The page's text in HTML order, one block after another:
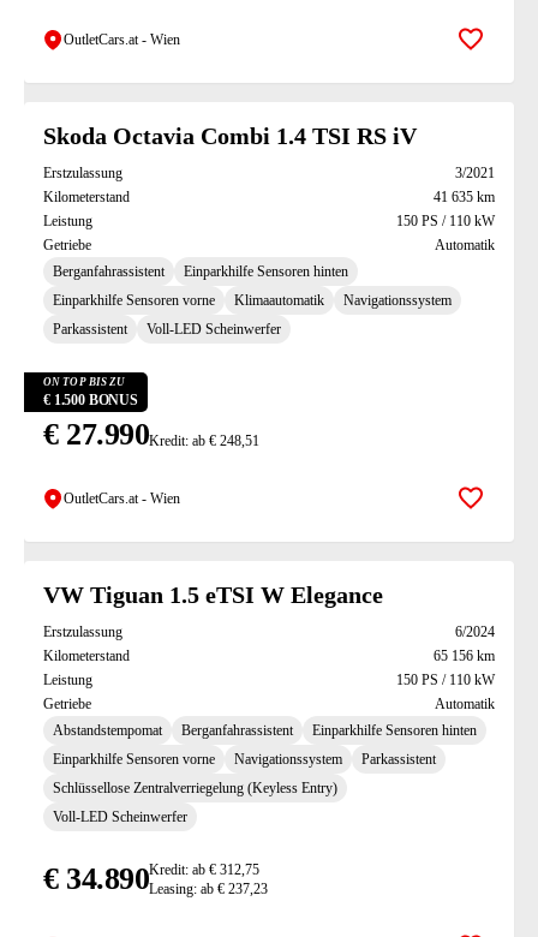
OutletCars.at - Wien Zur
Skoda Octavia Combi 1.4 TSI RS iV
Erstzulassung
3/2021
Kilometerstand
41 635 km
Leistung
150 PS / 110 kW
Getriebe
Automatik
Berganfahrassistent
Einparkhilfe Sensoren hinten
Einparkhilfe Sensoren vorne
Klimaautomatik
Navigationssystem
Parkassistent
Voll-LED Scheinwerfer
ON TOP BIS ZU
€ 1.500 BONUS
€ 27.990Kredit: ab € 248,51
OutletCars.at - Wien Zur
VW Tiguan 1.5 eTSI W Elegance
Erstzulassung
6/2024
Kilometerstand
65 156 km
Leistung
150 PS / 110 kW
Getriebe
Automatik
Abstandstempomat
Berganfahrassistent
Einparkhilfe Sensoren hinten
Einparkhilfe Sensoren vorne
Navigationssystem
Parkassistent
Schlüssellose Zentralverriegelung (Keyless Entry)
Voll-LED Scheinwerfer
€ 34.890Kredit: ab € 312,75
Leasing: ab € 237,23